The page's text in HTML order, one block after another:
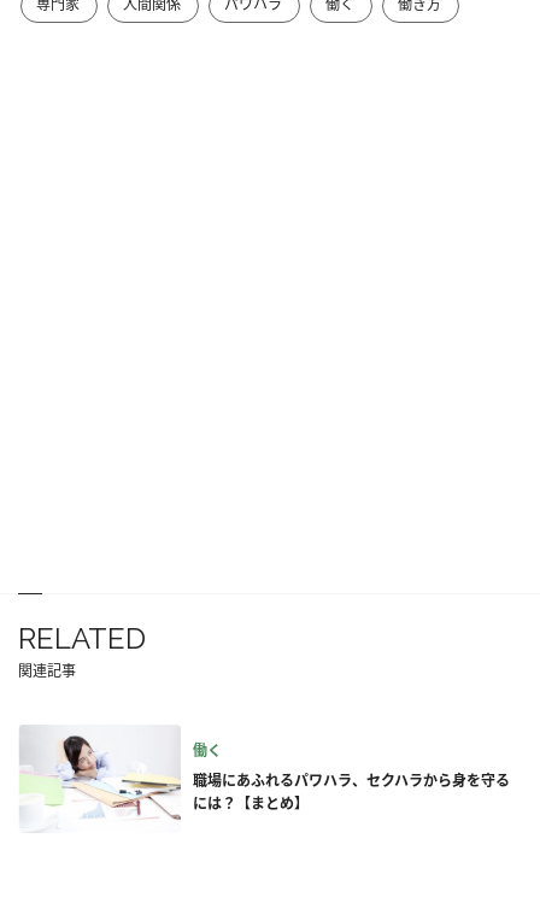
専門家 人間関係 パワハラ 働く 働き方
RELATED
関連記事
働く
職場にあふれるパワハラ、セクハラから身を守る
には？【まとめ】